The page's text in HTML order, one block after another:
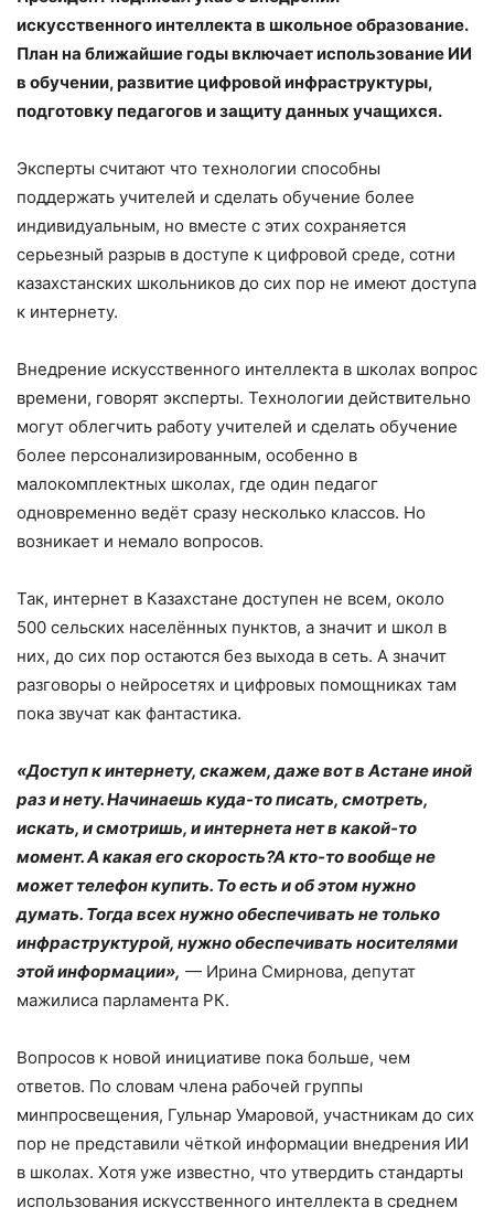
искусственного интеллекта в школьное образование.
План на ближайшие годы включает использование ИИ
в обучении, развитие цифровой инфраструктуры,
подготовку педагогов и защиту данных учащихся.
Эксперты считают что технологии способны
поддержать учителей и сделать обучение более
индивидуальным, но вместе с этих сохраняется
серьезный разрыв в доступе к цифровой среде, сотни
казахстанских школьников до сих пор не имеют доступа
к интернету.
Внедрение искусственного интеллекта в школах вопрос
времени, говорят эксперты. Технологии действительно
могут облегчить работу учителей и сделать обучение
более персонализированным, особенно в
малокомплектных школах, где один педагог
одновременно ведёт сразу несколько классов. Но
возникает и немало вопросов.
Так, интернет в Казахстане доступен не всем, около
500 сельских населённых пунктов, а значит и школ в
них, до сих пор остаются без выхода в сеть. А значит
разговоры о нейросетях и цифровых помощниках там
пока звучат как фантастика.
«Доступ к интернету, скажем, даже вот в Астане иной
раз и нету. Начинаешь куда-то писать, смотреть,
искать, и смотришь, и интернета нет в какой-то
момент. А какая его скорость?А кто-то вообще не
может телефон купить. То есть и об этом нужно
думать. Тогда всех нужно обеспечивать не только
инфраструктурой, нужно обеспечивать носителями
этой информации», — Ирина Смирнова, депутат
мажилиса парламента РК.
Вопросов к новой инициативе пока больше, чем
ответов. По словам члена рабочей группы
минпросвещения, Гульнар Умаровой, участникам до сих
пор не представили чёткой информации внедрения ИИ
в школах. Хотя уже известно, что утвердить стандарты
использования искусственного интеллекта в среднем